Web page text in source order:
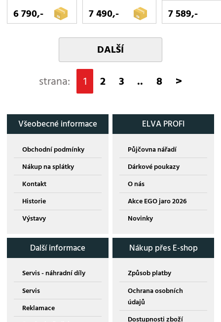
6 790,- 7 490,- 7 589,-
DALŠÍ
strana: 1 2 3 .. 8 >
Všeobecné informace
Obchodní podmínky
Nákup na splátky
Kontakt
Historie
Výstavy
ELVA PROFI
Půjčovna nářadí
Dárkové poukazy
O nás
Akce EGO jaro 2026
Novinky
Další informace
Servis - náhradní díly
Servis
Reklamace
Nákup přes E-shop
Způsob platby
Ochrana osobních
údajů
Dostupnosti zboží